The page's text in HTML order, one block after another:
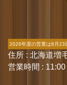
2026年度の営業は8月23
住所 : 北海道増
営業時間 :